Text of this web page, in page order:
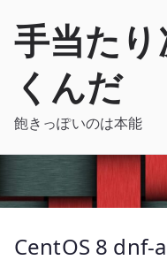
手当た
くんだ
飽きっぽいのは本能
CentOS 8 dnf-